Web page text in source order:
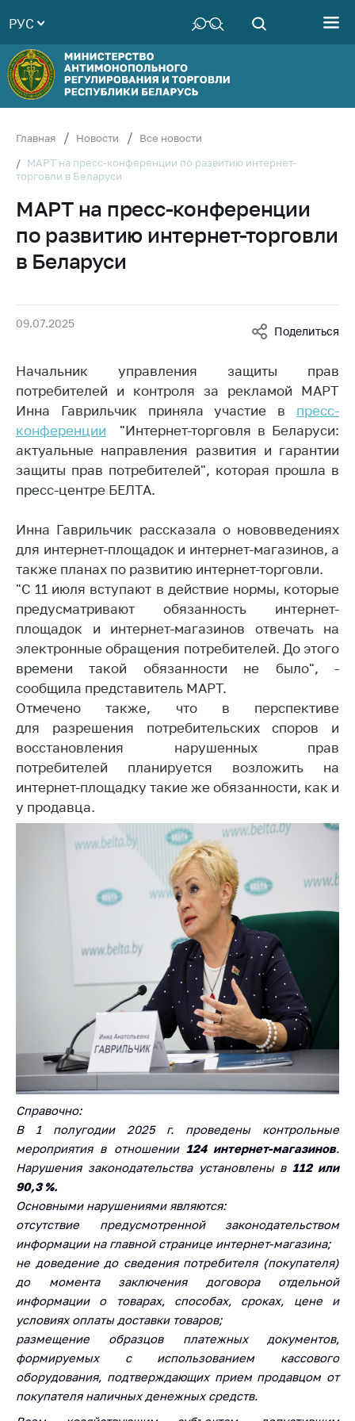
Руководство
Структура
Министерства
Территориальные
Законодательство
Антикоррупционная
деятельность
Общественно-
консультативный
Соискателям
Белорусская
универсальная
товарная биржа
Общественная
жизнь
Идеологическая
работа
Официальные
геральдические
символы
5 лет МАРТ
Деятельность
Ценовая политика
Антимонопольное
регулирование и
конкуренция
Торговля и услуги
Регулирование и
контроль закупок
Защита прав
потребителей
Регулирование
деятельности
Применение мер
регулирования
Биржевая торговля
Выставочная
деятельность в
Беларусь
Защита
персональных
данных
Новости
Обратиться в МАРТ
Личный прием
граждан и юр. лиц
Прямaя телефоннaя
линия
Горячая линия
Электронные
обращения
РУС
Главная Новости
Все новости
МАРТ на пресс-конференции по развитию интернет-
торговли в Беларуси
МАРТ на пресс-конференции
по развитию интернет-торговли
в Беларуси
09.07.2025
Поделиться
Начальник управления защиты прав
потребителей и контроля за рекламой МАРТ
Инна Гаврильчик приняла участие в пресс-
конференции "Интернет-торговля в Беларуси:
актуальные направления развития и гарантии
защиты прав потребителей", которая прошла в
пресс-центре БЕЛТА.
Инна Гаврильчик рассказала о нововведениях
для интернет-площадок и интернет-магазинов, а
также планах по развитию интернет-торговли.
"С 11 июля вступают в действие нормы, которые
предусматривают обязанность интернет-
площадок и интернет-магазинов отвечать на
электронные обращения потребителей. До этого
времени такой обязанности не было", -
сообщила представитель МАРТ.
Отмечено также, что в перспективе
для разрешения потребительских споров и
восстановления нарушенных прав
потребителей планируется возложить на
интернет-площадку такие же обязанности, как и
у продавца.
Справочно:
В 1 полугодии 2025 г. проведены контрольные
мероприятия в отношении 124 интернет-магазинов.
Нарушения законодательства установлены в 112 или
90,3 %.
Основными нарушениямиявляются:
отсутствие предусмотренной законодательством
информации на главной странице интернет-магазина;
не доведение до сведения потребителя (покупателя)
до момента заключения договора отдельной
информации о товарах, способах, сроках, цене и
условиях оплаты доставки товаров;
размещение образцов платежных документов,
формируемых с использованием кассового
оборудования, подтверждающих прием продавцом от
покупателя наличных денежных средств.